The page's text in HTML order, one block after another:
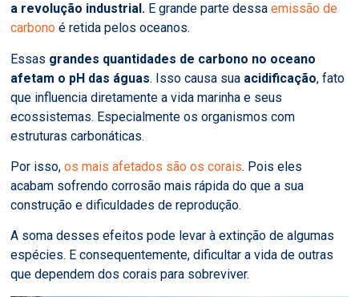
a revolução industrial. E grande parte dessaemissão de
carbono é retida pelos oceanos.
Essas grandes quantidades de carbono no oceano
afetam o pH das águas. Isso causa sua acidificação, fato
que influencia diretamente a vida marinha e seus
ecossistemas. Especialmente os organismos com
estruturas carbonáticas.
Por isso, os mais afetados são os corais. Pois eles
acabam sofrendo corrosão mais rápida do que a sua
construção e dificuldades de reprodução.
A soma desses efeitos pode levar à extinção de algumas
espécies. E consequentemente, dificultar a vida de outras
que dependem dos corais para sobreviver.